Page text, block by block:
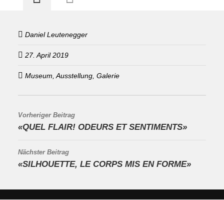
Daniel Leutenegger
27. April 2019
Museum, Ausstellung, Galerie
Vorheriger Beitrag
«QUEL FLAIR! ODEURS ET SENTIMENTS»
Nächster Beitrag
«SILHOUETTE, LE CORPS MIS EN FORME»